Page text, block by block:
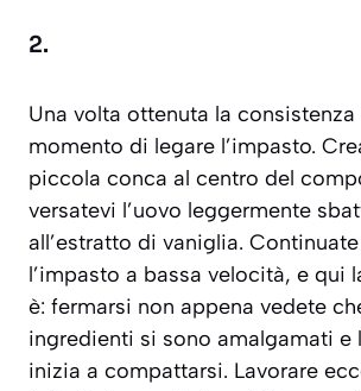
2.
Una volta ottenuta la
momento di legare l’impasto.
piccola conca al centro del
versatevi l’uovo leggermente
all’estratto di vaniglia.
l’impasto a bassa velocità, e qui
è: fermarsi non appena vedete
ingredienti si sono amalgamati e
inizia a compattarsi. Lavorare